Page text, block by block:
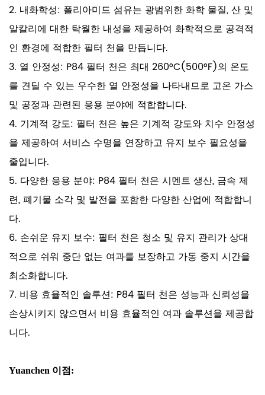
2. 내화학성: 폴리아미드 섬유는 광범위한 화학 물질, 산 및
알칼리에 대한 탁월한 내성을 제공하여 화학적으로 공격적
인 환경에 적합한 필터 천을 만듭니다.
3. 열 안정성: P84 필터 천은 최대 260°C(500°F)의 온도
를 견딜 수 있는 우수한 열 안정성을 나타내므로 고온 가스
및 공정과 관련된 응용 분야에 적합합니다.
4. 기계적 강도: 필터 천은 높은 기계적 강도와 치수 안정성
을 제공하여 서비스 수명을 연장하고 유지 보수 필요성을
줄입니다.
5. 다양한 응용 분야: P84 필터 천은 시멘트 생산, 금속 제
련, 폐기물 소각 및 발전을 포함한 다양한 산업에 적합합니
다.
6. 손쉬운 유지 보수: 필터 천은 청소 및 유지 관리가 상대
적으로 쉬워 중단 없는 여과를 보장하고 가동 중지 시간을
최소화합니다.
7. 비용 효율적인 솔루션: P84 필터 천은 성능과 신뢰성을
손상시키지 않으면서 비용 효율적인 여과 솔루션을 제공합
니다.
Yuanchen 이점: